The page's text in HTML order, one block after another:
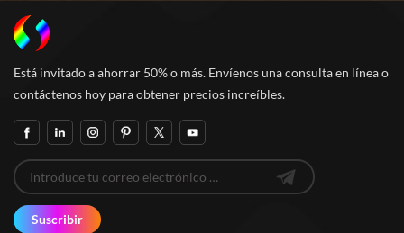
Está invitado a ahorrar 50% o más. Envíenos una consulta en línea o
contáctenos hoy para obtener precios increíbles.
Suscribir